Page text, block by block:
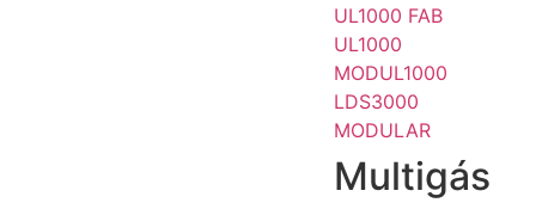
UL1000 FAB
UL1000
MODUL1000
LDS3000
MODULAR
Multigás